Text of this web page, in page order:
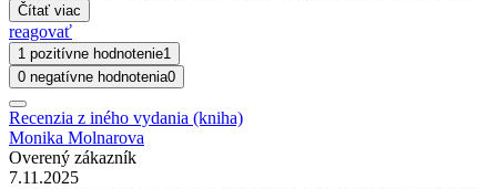
Čítať viac
reagovať
1 pozitívne hodnotenie1
0 negatívne hodnotenia0
Recenzia z iného vydania (kniha)
Monika Molnarova
Overený zákazník
7.11.2025